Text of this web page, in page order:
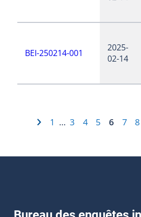
BEI-250214-001
2025-
02-14
1 … 3 4 5 6 7 8